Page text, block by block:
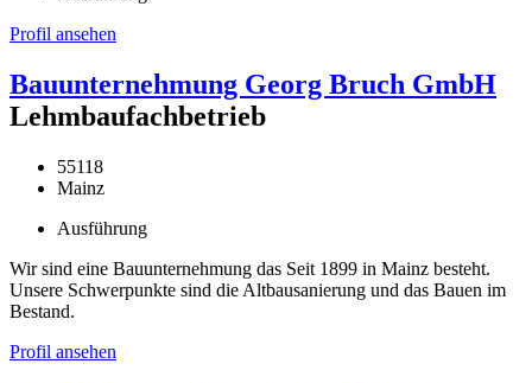
Profil ansehen
Bauunternehmung Georg Bruch GmbH
Lehmbaufachbetrieb
55118
Mainz
Ausführung
Wir sind eine Bauunternehmung das Seit 1899 in Mainz besteht.
Unsere Schwerpunkte sind die Altbausanierung und das Bauen im
Bestand.
Profil ansehen